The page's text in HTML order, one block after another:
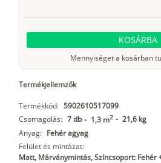
KOSÁRBA
Mennyiséget a kosárban
Termékjellemzők
Termékkód: 5902610517099
Csomagolás: 7 db - 1,3 m2 - 21,6 kg
Anyag: Fehér agyag
Felület és mintázat:
Matt, Márványmintás, Színcsoport: Fehér